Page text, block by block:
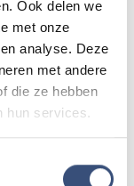
Ook delen we
met onze
analyse. Deze
met andere
die ze hebben
hun services.
sproeit
akker